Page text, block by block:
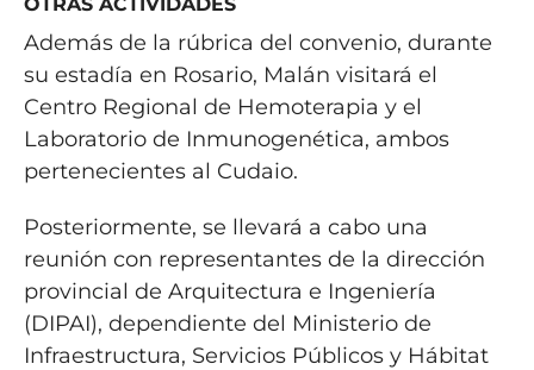
Además de la rúbrica del convenio, durante
su estadía en Rosario, Malán visitará el
Centro Regional de Hemoterapia y el
Laboratorio de Inmunogenética, ambos
pertenecientes al Cudaio.
Posteriormente, se llevará a cabo una
reunión con representantes de la dirección
provincial de Arquitectura e Ingeniería
(DIPAI), dependiente del Ministerio de
Infraestructura, Servicios Públicos y Hábitat